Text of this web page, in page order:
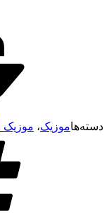
،موزیک ایرانی